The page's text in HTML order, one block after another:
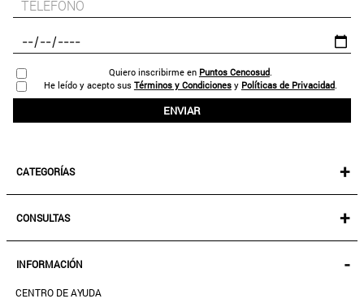
Quiero inscribirme en Puntos Cencosud.
He leído y acepto sus Términos y Condiciones y Políticas de Privacidad.
ENVIAR
CATEGORÍAS +
MUJER
ACCESORIOS
CALZADO
CONSULTAS +
SEGUIR MI PEDIDO
DESCARGA TU BOLETA AQUÍ
INFORMACIÓN -
CENTRO DE AYUDA